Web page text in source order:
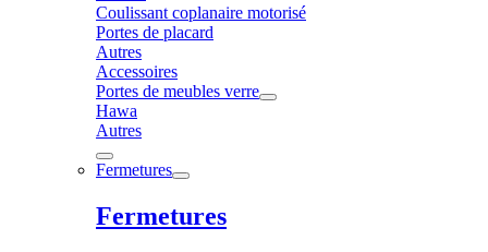
Coulissant coplanaire motorisé
Portes de placard
Autres
Accessoires
Portes de meubles verre
Hawa
Autres
Fermetures
Fermetures